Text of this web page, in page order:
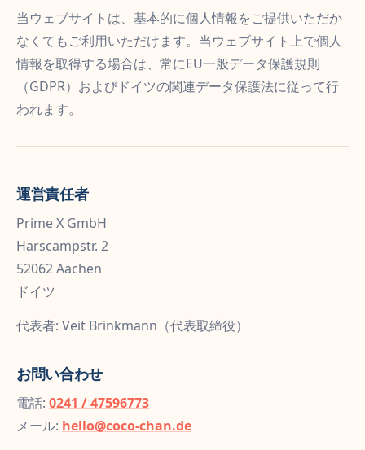
当ウェブサイトは、基本的に個人情報をご提供いただか
なくてもご利用いただけます。当ウェブサイト上で個人
情報を取得する場合は、常にEU一般データ保護規則
（GDPR）およびドイツの関連データ保護法に従って行
われます。
運営責任者
Prime X GmbH
Harscampstr. 2
52062 Aachen
ドイツ
代表者: Veit Brinkmann（代表取締役）
お問い合わせ
電話: 0241 / 47596773
メール: hello@coco-chan.de